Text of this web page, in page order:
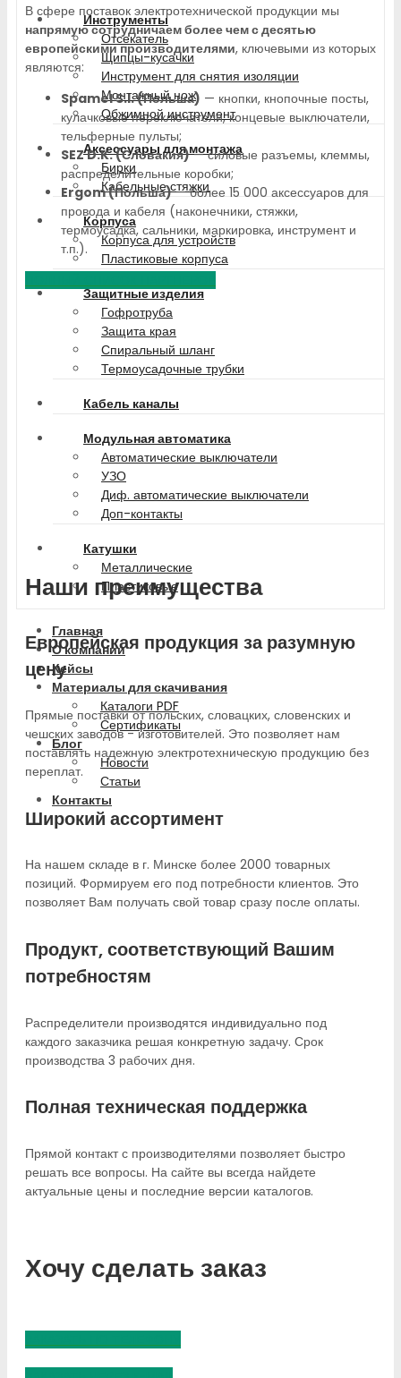
Инструменты
Отсекатель
Щипцы-кусачки
Инструмент для снятия изоляции
Монтажный нож
Обжимной инструмент
Аксессуары для монтажа
Бирки
Кабельные стяжки
Корпуса
Корпуса для устройств
Пластиковые корпуса
Защитные изделия
Гофротруба
Защита края
Спиральный шланг
Термоусадочные трубки
Кабель каналы
Модульная автоматика
Автоматические выключатели
УЗО
Диф. автоматические выключатели
Доп-контакты
Катушки
Металлические
Пластиковые
Главная
О компании
Кейсы
Материалы для скачивания
Каталоги PDF
Сертификаты
Блог
Новости
Статьи
Контакты
В сфере поставок электротехнической продукции мы
напрямую сотрудничаем более чем с десятью
европейскими производителями, ключевыми из которых
являются:
Spamel S.I. (Польша) — кнопки, кнопочные посты,
кулачковые переключатели, концевые выключатели,
тельферные пульты;
SEZ D.K. (Словакия)— силовые разъемы, клеммы,
распределительные коробки;
Ergom (Польша)— более 15 000 аксессуаров для
провода и кабеля (наконечники, стяжки,
термоусадка, сальники, маркировка, инструмент и
т.п.).
Наши преимущества
Европейская продукция за разумную
цену
Прямые поставки от польских, словацких, словенских и
чешских заводов - изготовителей. Это позволяет нам
поставлять надежную электротехническую продукцию без
переплат.
Широкий ассортимент
На нашем складе в г. Минске более 2000 товарных
позиций. Формируем его под потребности клиентов. Это
позволяет Вам получать свой товар сразу после оплаты.
Продукт, соответствующий Вашим
потребностям
Распределители производятся индивидуально под
каждого заказчика решая конкретную задачу. Срок
производства 3 рабочих дня.
Полная техническая поддержка
Прямой контакт с производителями позволяет быстро
решать все вопросы. На сайте вы всегда найдете
актуальные цены и последние версии каталогов. ​
Хочу сделать заказ